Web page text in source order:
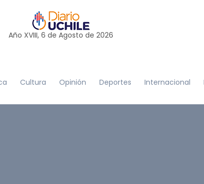
Año XVIII, 6 de Agosto de 2026
Cultura Opinión Deportes Internacional